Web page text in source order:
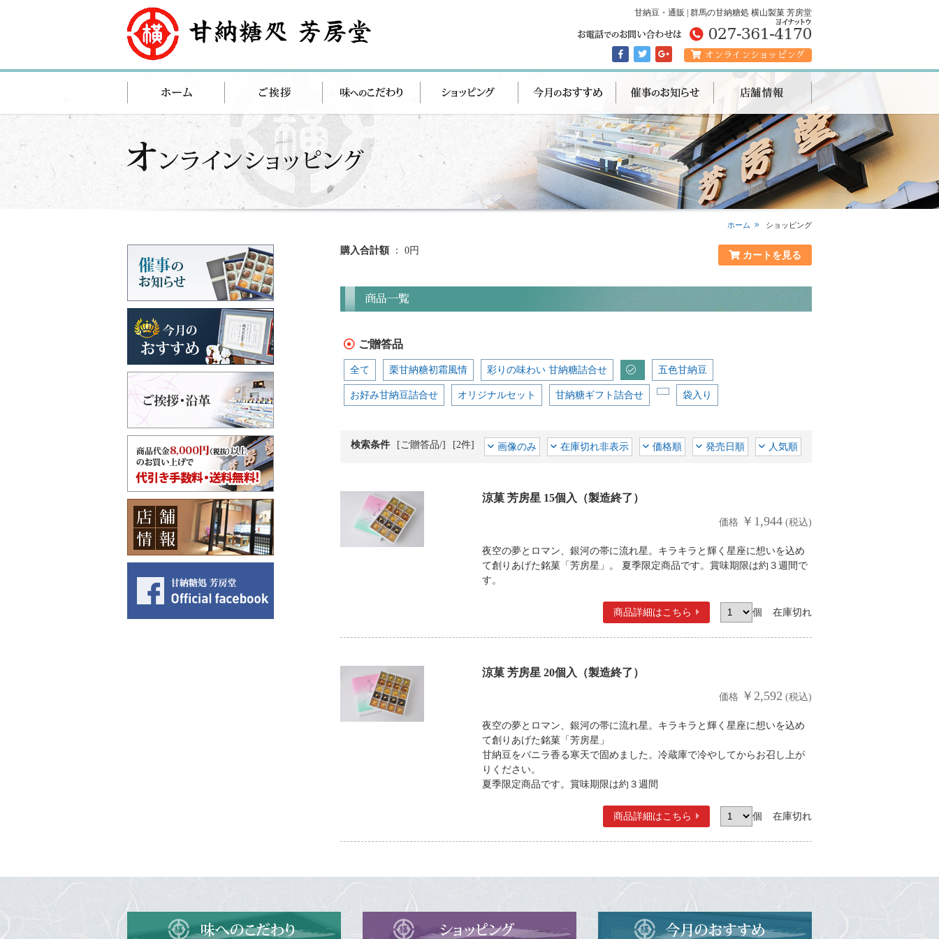
甘納豆・通販 | 群馬の甘納糖処 横山製菓 芳房堂
オンラインショッピング
ホーム ショッピング
購入合計額 ： 0円
商品一覧
ご贈答品
全て 栗甘納糖初霜風情 彩りの味わい 甘納糖詰合せ 五色甘納豆
お好み甘納豆詰合せ オリジナルセット 甘納糖ギフト詰合せ 袋入り
検索条件 [ご贈答品/] [2件] 画像のみ 在庫切れ非表示 価格順 発売日順 人気順
涼菓 芳房星 15個入（製造終了）
価格 ￥1,944 (税込)
夜空の夢とロマン、銀河の帯に流れ星。キラキラと輝く星座に想いを込め
て創りあげた銘菓「芳房星」。 夏季限定商品です。賞味期限は約３週間で
す。
商品詳細 はこちら 個 在庫切れ
涼菓 芳房星 20個入（製造終了）
価格 ￥2,592 (税込)
夜空の夢とロマン、銀河の帯に流れ星。キラキラと輝く星座に想いを込め
て創りあげた銘菓「芳房星」
甘納豆をバニラ香る寒天で固めました。冷蔵庫で冷やしてからお召し上が
りください。
夏季限定商品です。賞味期限は約３週間
商品詳細 はこちら 個 在庫切れ